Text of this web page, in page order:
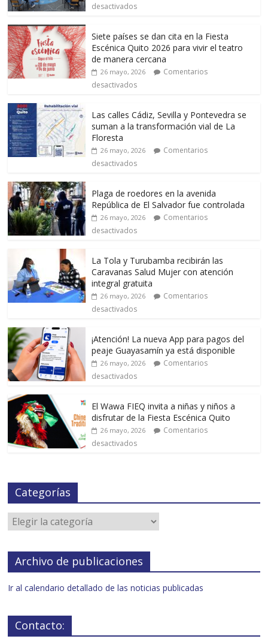
desactivados
Siete países se dan cita en la Fiesta
Escénica Quito 2026 para vivir el teatro
de manera cercana
26 mayo, 2026
Comentarios
desactivados
Las calles Cádiz, Sevilla y Pontevedra se
suman a la transformación vial de La
Floresta
26 mayo, 2026
Comentarios
desactivados
Plaga de roedores en la avenida
República de El Salvador fue controlada
26 mayo, 2026
Comentarios
desactivados
La Tola y Turubamba recibirán las
Caravanas Salud Mujer con atención
integral gratuita
26 mayo, 2026
Comentarios
desactivados
¡Atención! La nueva App para pagos del
peaje Guayasamín ya está disponible
26 mayo, 2026
Comentarios
desactivados
El Wawa FIEQ invita a niñas y niños a
disfrutar de la Fiesta Escénica Quito
26 mayo, 2026
Comentarios
desactivados
Categorías
Archivo de publicaciones
Ir al calendario detallado de las noticias publicadas
Contacto: